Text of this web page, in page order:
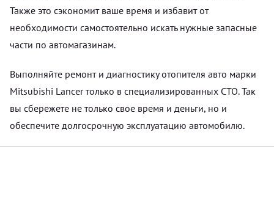
Также это сэкономит ваше время и избавит от
необходимости самостоятельно искать нужные запасные
части по автомагазинам.
Выполняйте ремонт и диагностику отопителя авто марки
Mitsubishi Lancer только в специализированных СТО. Так
вы сбережете не только свое время и деньги, но и
обеспечите долгосрочную эксплуатацию автомобилю.